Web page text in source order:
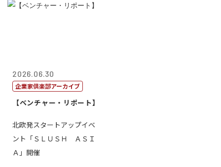
2026.06.30
企業家倶楽部アーカイブ
【ベンチャー・リポート】
北欧発スタートアップイベ
ント「ＳＬＵＳＨ ＡＳＩ
Ａ」開催